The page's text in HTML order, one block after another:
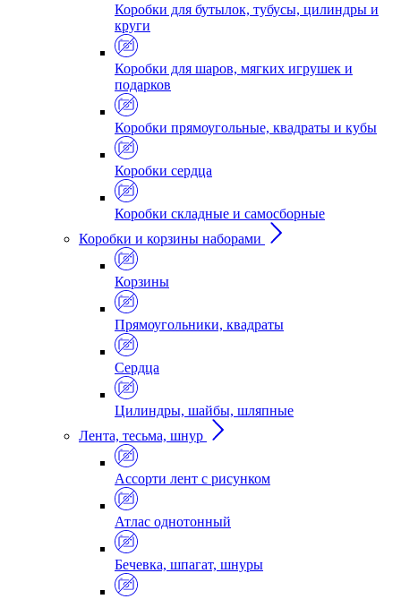
Коробки для бутылок, тубусы, цилиндры и
круги
Коробки для шаров, мягких игрушек и
подарков
Коробки прямоугольные, квадраты и кубы
Коробки сердца
Коробки складные и самосборные
Коробки и корзины наборами
Корзины
Прямоугольники, квадраты
Сердца
Цилиндры, шайбы, шляпные
Лента, тесьма, шнур
Ассорти лент с рисунком
Атлас однотонный
Бечевка, шпагат, шнуры